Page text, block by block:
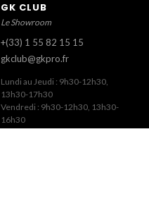
GK CLUB
Le Showroom
+(33) 1 55 82 15 15
gkclub@gkpro.fr
Lundi au Jeudi : 9h30-12h30,
13h30-17h30
Vendredi : 9h30-12h30, 13h30-
16h30